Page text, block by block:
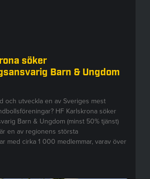
söker
Barn & Ungdom
och utveckla en av Sveriges mest
HF Karlskrona söker
Barn & Ungdom (minst 50% tjänst)
en av regionens största
med cirka 1 000 medlemmar, varav över